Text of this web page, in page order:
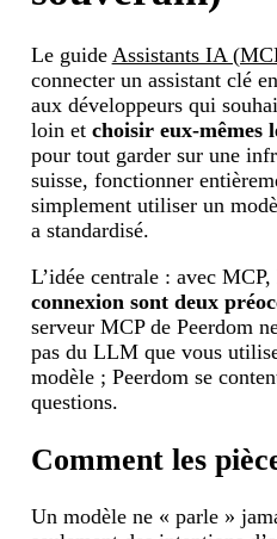
Le guide Assistants IA
connecter un assistant clé
aux développeurs qui
loin et choisir eux-mêmes
pour tout garder sur une
suisse, fonctionner
simplement utiliser un
a standardisé.
L’idée centrale : avec MCP,
connexion sont deux
serveur MCP de Peerdom
pas du LLM que vous
modèle ; Peerdom se
questions.
Comment les
Un modèle ne « parle »